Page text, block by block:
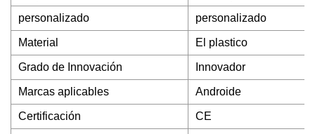
personalizado personalizado
Material El plastico
Grado de Innovación Innovador
Marcas aplicables Androide
Certificación CE